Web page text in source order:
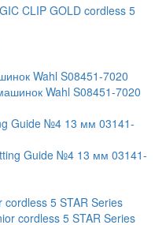
Wahl S08451-7020
Guide №4 13 мм 03141-
5 STAR Series